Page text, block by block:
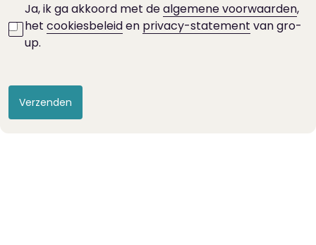
Ja, ik ga akkoord met dealgemene voorwaarden,
het cookiesbeleiden privacy-statement van gro-
up.